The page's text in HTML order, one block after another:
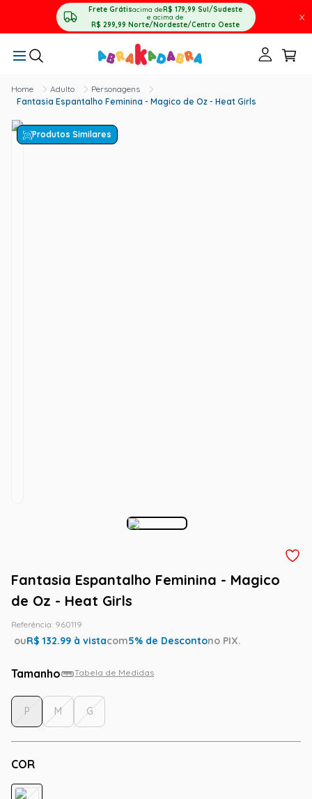
Frete Grátisacima deR$ 179,99 Sul/Sudeste
e acima de
R$ 299,99 Norte/Nordeste/Centro Oeste
X
Adulto
Personagens
Fantasia Espantalho Feminina - Magico de Oz - Heat Girls
Produtos Similares
Fantasia Espantalho Feminina - Magico
de Oz - Heat Girls
Referência: 960119
ouR$ 132.99 à vistacom5% de Descontono PIX.
Tamanho Tabela de Medidas
COR
P M G